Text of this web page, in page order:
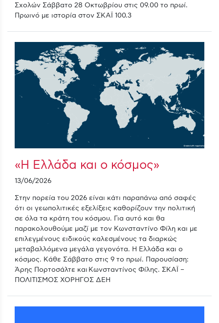
Σχολών Σάββατο 28 Οκτωβρίου στις 09.00 το πρωί.
Πρωινό με ιστορία στον ΣΚΑΪ 100.3
«Η Ελλάδα και ο κόσμος»
13/06/2026
Στην πορεία του 2026 είναι κάτι παραπάνω από σαφές
ότι οι γεωπολιτικές εξελίξεις καθορίζουν την πολιτική
σε όλα τα κράτη του κόσμου. Για αυτό και θα
παρακολουθούμε μαζί με τον Κωνσταντίνο Φίλη και με
επιλεγμένους ειδικούς καλεσμένους τα διαρκώς
μεταβαλλόμενα μεγάλα γεγονότα. Η Ελλάδα και ο
κόσμος. Κάθε Σάββατο στις 9 το πρωί. Παρουσίαση:
Άρης Πορτοσάλτε και Κωνσταντίνος Φίλης. ΣΚΑΪ –
ΠΟΛΙΤΙΣΜΟΣ ΧΟΡΗΓΟΣ ΔΕΗ